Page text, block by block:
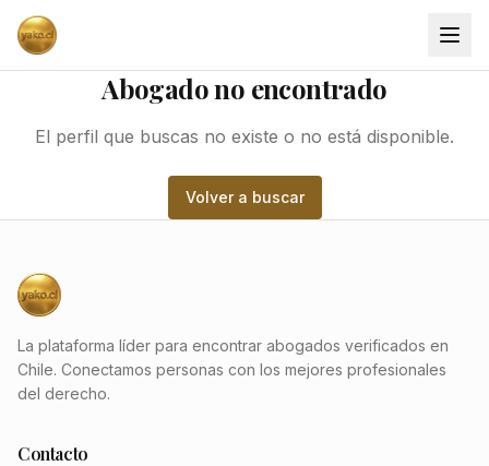
Abogado no encontrado
El perfil que buscas no existe o no está disponible.
Volver a buscar
La plataforma líder para encontrar abogados verificados en
Chile. Conectamos personas con los mejores profesionales
del derecho.
Contacto